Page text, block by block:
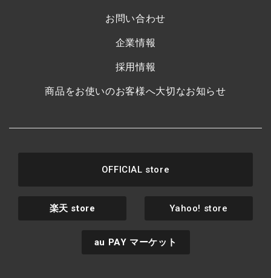
お問い合わせ
企業情報
採用情報
商品をお使いのお客様へ大切なお知らせ
OFFICIAL store
楽天 store Yahoo! store
au PAY マーケット